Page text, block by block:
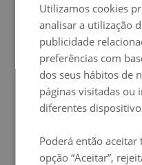
Calle Princesa, 50
08003 Barcelona
(+34) 932 954 652
Utilizamos cookies
analisar a utilização
publicidade
preferências com
dos seus hábitos de
páginas visitadas ou
diferentes
Poderá então aceitar
opção “Aceitar”,